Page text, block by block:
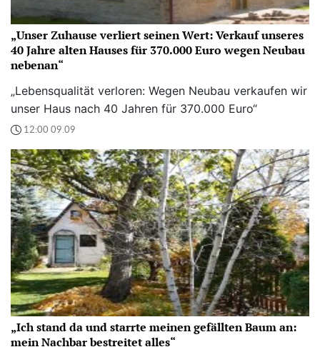
„Unser Zuhause verliert seinen Wert: Verkauf unseres
40 Jahre alten Hauses für 370.000 Euro wegen Neubau
nebenan“
„Lebensqualität verloren: Wegen Neubau verkaufen wir
unser Haus nach 40 Jahren für 370.000 Euro“
12:00 09.09
„Ich stand da und starrte meinen gefällten Baum an:
mein Nachbar bestreitet alles“